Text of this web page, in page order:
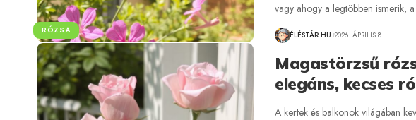
RÓZSA
vagy ahogy a legtöbben ismerik,
ÉLÉSTÁR.HU 2026. ÁPRILIS 8.
Magastörzsű
elegáns, kecses
A kertek és balkonok világában